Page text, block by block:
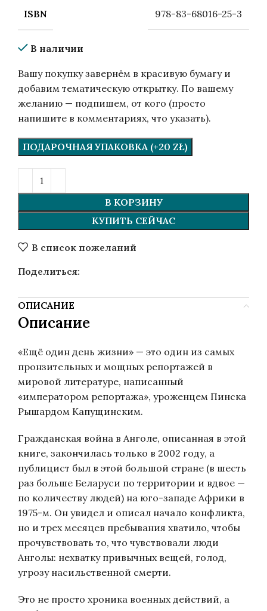
ISBN 978-83-68016-25-3
В наличии
Вашу покупку завернём в красивую бумагу и
добавим тематическую открытку. По вашему
желанию — подпишем, от кого (просто
напишите в комментариях, что указать).
ПОДАРОЧНАЯ УПАКОВКА (+20 ZŁ)
В КОРЗИНУ
КУПИТЬ СЕЙЧАС
В список пожеланий
Поделиться:
ОПИСАНИЕ
Описание
«Ещё один день жизни» — это один из самых
пронзительных и мощных репортажей в
мировой литературе, написанный
«императором репортажа», уроженцем Пинска
Рышардом Капущинским.
Гражданская война в Анголе, описанная в этой
книге, закончилась только в 2002 году, а
публицист был в этой большой стране (в шесть
раз больше Беларуси по территории и вдвое —
по количеству людей) на юго-западе Африки в
1975-м. Он увидел и описал начало конфликта,
но и трех месяцев пребывания хватило, чтобы
прочувствовать то, что чувствовали люди
Анголы: нехватку привычных вещей, голод,
угрозу насильственной смерти.
Это не просто хроника военных действий, а